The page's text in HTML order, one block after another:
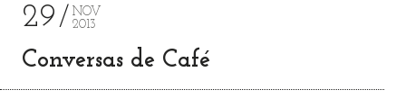
29
NOV
2013
Conversas de Café